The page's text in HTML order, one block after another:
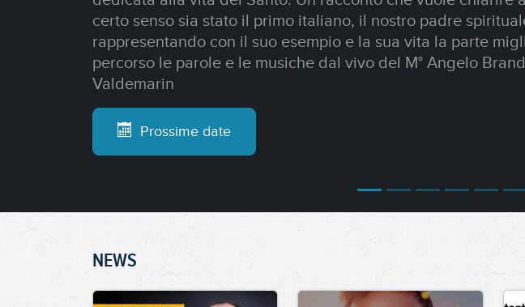
ritocchini e di Instagram, del terrore di non essere
verso ogni “diverso”, questo apologo senza tempo sembra
millennio.
Prossime date